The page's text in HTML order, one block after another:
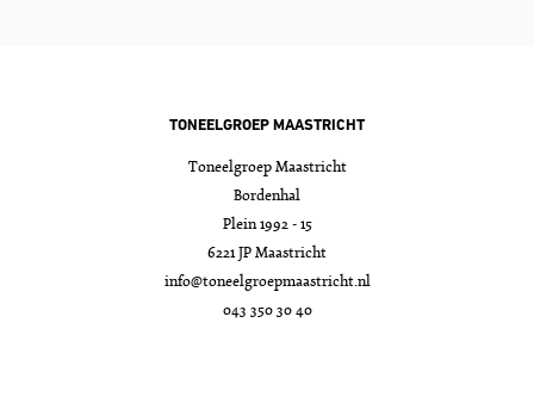
TONEELGROEP MAASTRICHT
Toneelgroep Maastricht
Bordenhal
Plein 1992 - 15
6221 JP Maastricht
info@toneelgroepmaastricht.nl
043 350 30 40